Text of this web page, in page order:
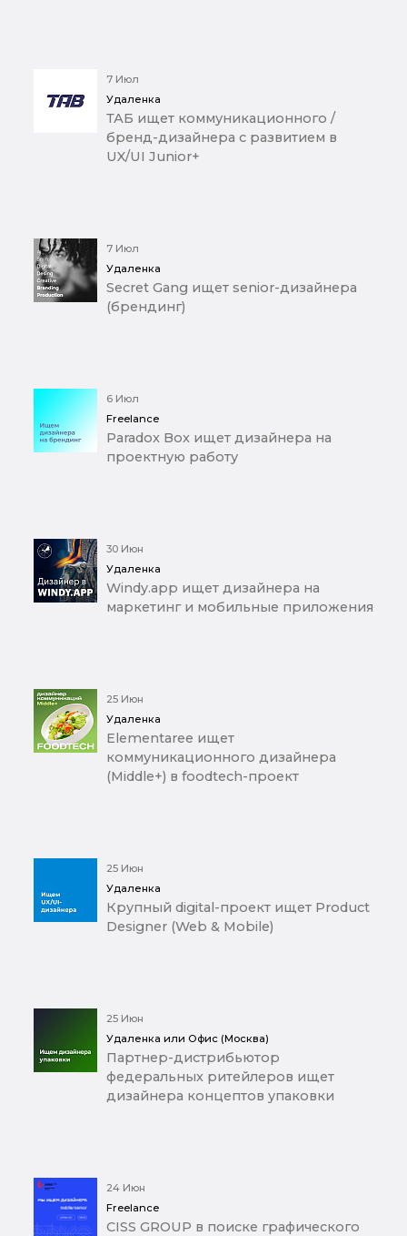
7 Июл
Удаленка
ТАБ ищет коммуникационного /
бренд-дизайнера с развитием в
UX/UI Junior+
7 Июл
Удаленка
Secret Gang ищет senior-дизайнера
(брендинг)
6 Июл
Freelance
Paradox Box ищет дизайнера на
проектную работу
30 Июн
Удаленка
Windy.app ищет дизайнера на
маркетинг и мобильные приложения
25 Июн
Удаленка
Elementaree ищет
коммуникационного дизайнера
(Middle+) в foodtech-проект
25 Июн
Удаленка
Крупный digital-проект ищет Product
Designer (Web & Mobile)
25 Июн
Удаленка или Офис (Москва)
Партнер-дистрибьютор
федеральных ритейлеров ищет
дизайнера концептов упаковки
24 Июн
Freelance
CISS GROUP в поиске графического